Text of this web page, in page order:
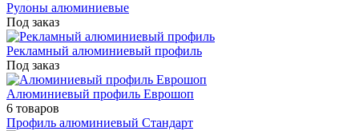
Рулоны алюминиевые
Под заказ
Рекламный алюминиевый профиль
Под заказ
Алюминиевый профиль Еврошоп
6 товаров
Профиль алюминиевый Стандарт